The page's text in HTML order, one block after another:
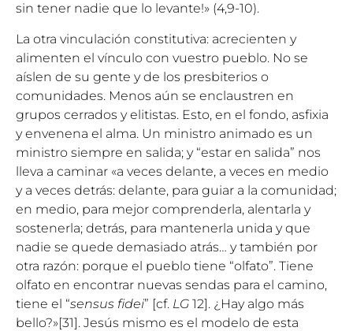
sin tener nadie que lo levante!» (4,9-10).
La otra vinculación constitutiva: acrecienten y
alimenten el vínculo con vuestro pueblo. No se
aíslen de su gente y de los presbiterios o
comunidades. Menos aún se enclaustren en
grupos cerrados y elitistas. Esto, en el fondo, asfixia
y envenena el alma. Un ministro animado es un
ministro siempre en salida; y “estar en salida” nos
lleva a caminar «a veces delante, a veces en medio
y a veces detrás: delante, para guiar a la comunidad;
en medio, para mejor comprenderla, alentarla y
sostenerla; detrás, para mantenerla unida y que
nadie se quede demasiado atrás… y también por
otra razón: porque el pueblo tiene “olfato”. Tiene
olfato en encontrar nuevas sendas para el camino,
tiene el “sensus fidei” [cf. LG 12]. ¿Hay algo más
bello?»[31]. Jesús mismo es el modelo de esta